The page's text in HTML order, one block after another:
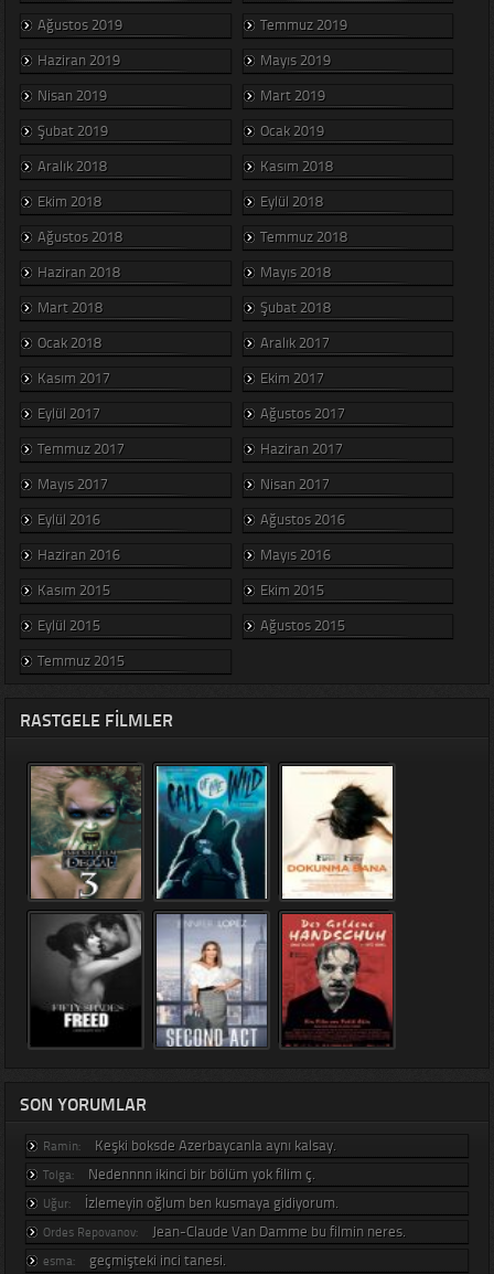
Ağustos 2019
Temmuz 2019
Haziran 2019
Mayıs 2019
Nisan 2019
Mart 2019
Şubat 2019
Ocak 2019
Aralık 2018
Kasım 2018
Ekim 2018
Eylül 2018
Ağustos 2018
Temmuz 2018
Haziran 2018
Mayıs 2018
Mart 2018
Şubat 2018
Ocak 2018
Aralık 2017
Kasım 2017
Ekim 2017
Eylül 2017
Ağustos 2017
Temmuz 2017
Haziran 2017
Mayıs 2017
Nisan 2017
Eylül 2016
Ağustos 2016
Haziran 2016
Mayıs 2016
Kasım 2015
Ekim 2015
Eylül 2015
Ağustos 2015
Temmuz 2015
RASTGELE FILMLER
SON YORUMLAR
Ramin: Keşki boksde Azerbaycanla aynı kalsay.
Tolga: Nedennnn ikinci bir bölüm yok filim ç.
Uğur: İzlemeyin oğlum ben kusmaya gidiyorum.
Ordes Repovanov: Jean-Claude Van Damme bu filmin neres.
esma: geçmişteki inci tanesi.